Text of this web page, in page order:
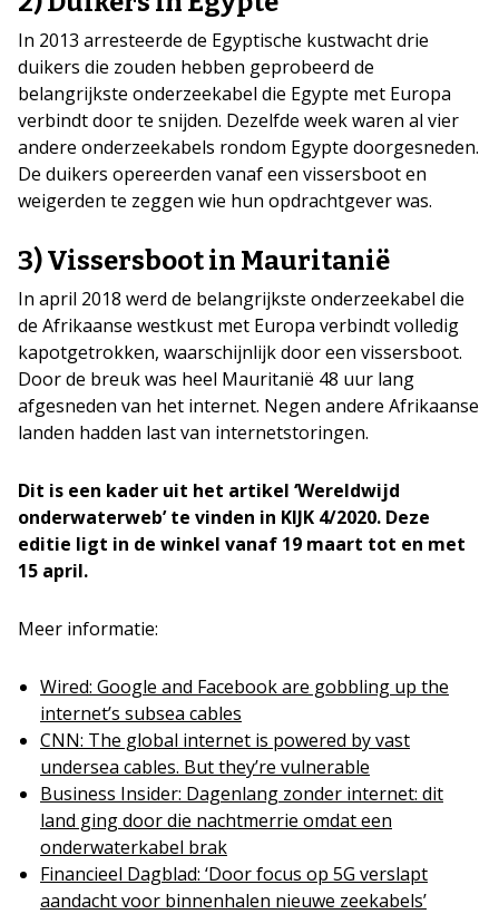
In 2013 arresteerde de Egyptische kustwacht drie
duikers die zouden hebben geprobeerd de
belangrijkste onderzeekabel die Egypte met Europa
verbindt door te snijden. Dezelfde week waren al vier
andere onderzeekabels rondom Egypte doorgesneden.
De duikers opereerden vanaf een vissersboot en
weigerden te zeggen wie hun opdrachtgever was.
3) Vissersboot in Mauritanië
In april 2018 werd de belangrijkste onderzeekabel die
de Afrikaanse westkust met Europa verbindt volledig
kapotgetrokken, waarschijnlijk door een vissersboot.
Door de breuk was heel Mauritanië 48 uur lang
afgesneden van het internet. Negen andere Afrikaanse
landen hadden last van internetstoringen.
Dit is een kader uit het artikel ‘Wereldwijd
onderwaterweb’ te vinden in KIJK 4/2020. Deze
editie ligt in de winkel vanaf 19 maart tot en met
15 april.
Meer informatie:
Wired: Google and Facebook are gobbling up the
internet’s subsea cables
CNN: The global internet is powered by vast
undersea cables. But they’re vulnerable
Business Insider: Dagenlang zonder internet: dit
land ging door die nachtmerrie omdat een
onderwaterkabel brak
Financieel Dagblad: ‘Door focus op 5G verslapt
aandacht voor binnenhalen nieuwe zeekabels’